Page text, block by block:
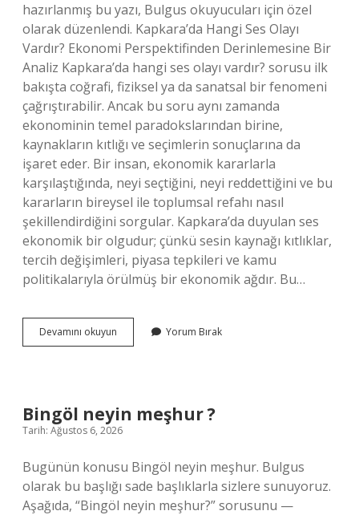
hazırlanmış bu yazı, Bulgus okuyucuları için özel
olarak düzenlendi. Kapkara’da Hangi Ses Olayı
Vardır? Ekonomi Perspektifinden Derinlemesine Bir
Analiz Kapkara’da hangi ses olayı vardır? sorusu ilk
bakışta coğrafi, fiziksel ya da sanatsal bir fenomeni
çağrıştırabilir. Ancak bu soru aynı zamanda
ekonominin temel paradokslarından birine,
kaynakların kıtlığı ve seçimlerin sonuçlarına da
işaret eder. Bir insan, ekonomik kararlarla
karşılaştığında, neyi seçtiğini, neyi reddettiğini ve bu
kararların bireysel ile toplumsal refahı nasıl
şekillendirdiğini sorgular. Kapkara’da duyulan ses
ekonomik bir olgudur; çünkü sesin kaynağı kıtlıklar,
tercih değişimleri, piyasa tepkileri ve kamu
politikalarıyla örülmüş bir ekonomik ağdır. Bu…
Devamını okuyun Kapkara’da
hangi
Yorum Bırak
Bingöl neyin meşhur ?
Tarih: Ağustos 6, 2026
Bugünün konusu Bingöl neyin meşhur. Bulgus
olarak bu başlığı sade başlıklarla sizlere sunuyoruz.
Aşağıda, “Bingöl neyin meşhur?” sorusunu —